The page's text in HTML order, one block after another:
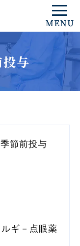
与
節前投与
ギ－点眼薬